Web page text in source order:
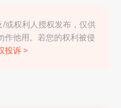
或权利人授权发布，仅供
作他用。若您的权利被侵
投诉 >